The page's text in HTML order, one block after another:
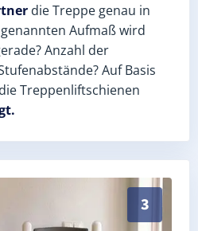
die Treppe genau in
Aufmaß wird
Anzahl der
Auf Basis
Treppenliftschienen
3
durch zertifizierte